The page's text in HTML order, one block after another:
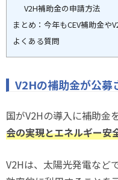
V2H補助金の申請方法
まとめ：今年もCEV補助金や
よくある質問
V2Hの補助金が公募
国がV2Hの導入に補助金
会の実現とエネルギー安
V2Hは、太陽光発電など